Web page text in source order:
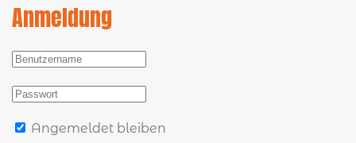
Anmeldung
Angemeldet bleiben